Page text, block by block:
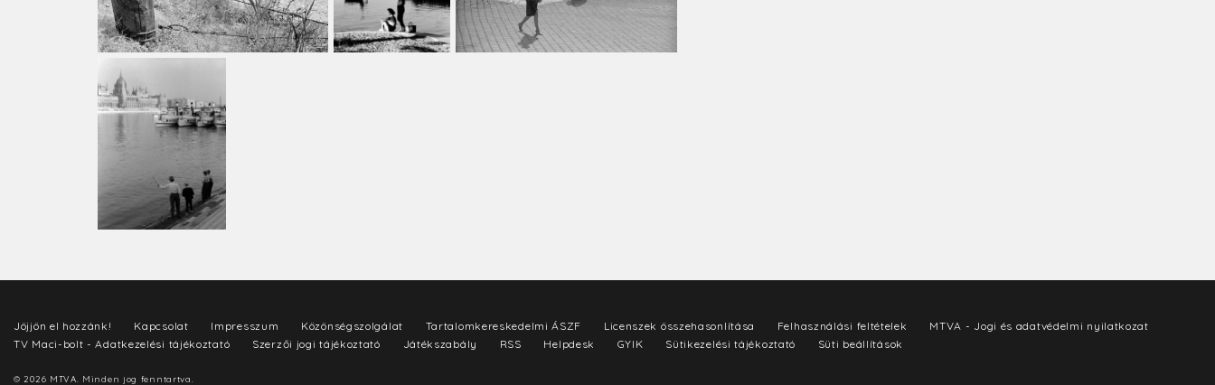
Jöjjön el hozzánk! Kapcsolat Impresszum Közönségszolgálat Tartalomkereskedelmi ÁSZF Licenszek összehasonlítása Felhasználási feltételek
MTVA - Jogi és adatvédelmi nyilatkozat
TV Maci-bolt - Adatkezelési tájékoztató
Szerzői jogi tájékoztató Játékszabály RSS Helpdesk GYIK Sütikezelési tájékoztató Süti beállítások
© 2026 MTVA. Minden jog fenntartva.